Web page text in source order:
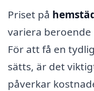
Priset på
variera
För att få en
sätts, är det
påverkar